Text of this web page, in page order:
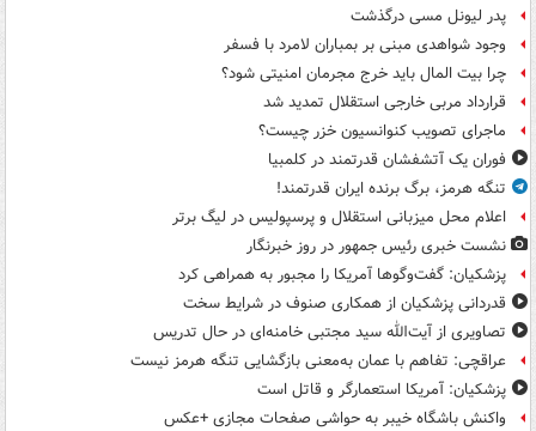
پدر لیونل مسی درگذشت
وجود شواهدی مبنی بر بمباران لامرد با فسفر
چرا بیت المال باید خرج مجرمان امنیتی شود؟
قرارداد مربی خارجی استقلال تمدید شد
ماجرای تصویب کنوانسیون خزر چیست؟
فوران یک آتشفشان قدرتمند در کلمبیا
تنگه هرمز، برگ برنده ایران قدرتمند!
اعلام محل میزبانی استقلال و پرسپولیس در لیگ برتر
نشست خبری رئیس جمهور در روز خبرنگار
پزشکیان: گفت‌وگوها آمریکا را مجبور به همراهی کرد
قدردانی پزشکیان از همکاری صنوف در شرایط سخت
تصاویری از آیت‌الله سید مجتبی خامنه‌ای در حال تدریس
عراقچی: تفاهم با عمان به‌معنی بازگشایی تنگه هرمز نیست
پزشکیان: آمریکا استعمارگر و قاتل است
واکنش باشگاه خیبر به حواشی صفحات مجازی +عکس